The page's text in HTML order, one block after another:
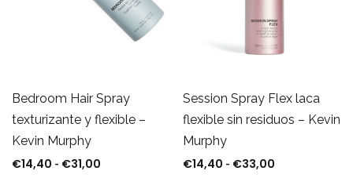
Bedroom Hair Spray
texturizante y flexible –
Kevin Murphy
€14,40 - €31,00 Rango de precios: desde €14,40 hasta €31,00
Session Spray Flex laca
flexible sin residuos – Kevin
Murphy
€14,40 - €33,00Rango de